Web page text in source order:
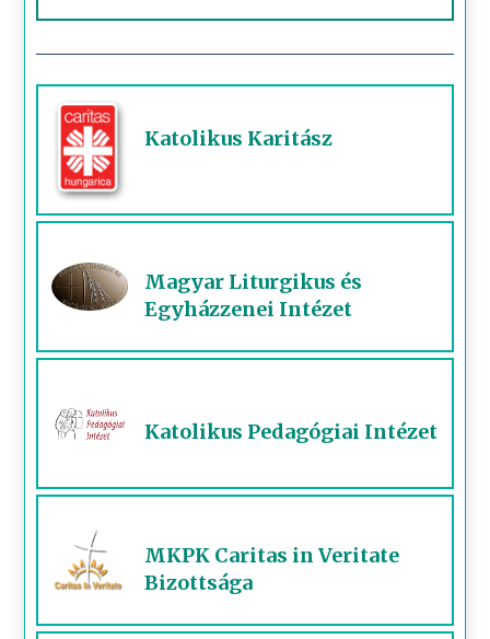
Katolikus Karitász
Magyar Liturgikus és
Egyházzenei Intézet
Katolikus Pedagógiai Intézet
MKPK Caritas in Veritate
Bizottsága